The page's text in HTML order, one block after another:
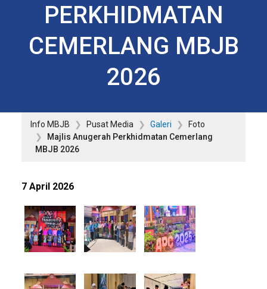
PERKHIDMATAN
CEMERLANG MBJB
2026
Info MBJB Pusat Media Galeri
Foto
Majlis Anugerah Perkhidmatan Cemerlang
MBJB 2026
7 April 2026